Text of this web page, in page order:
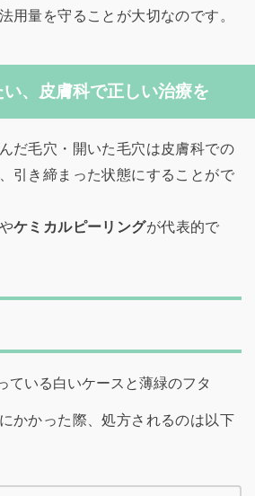
用量を守ることが大切なのです。
、皮膚科で正しい治療を
だ毛穴・開いた毛穴は皮膚科での
引き締まった状態にすることがで
やケミカルピーリングが代表的で
かかった際、処方されるのは以下